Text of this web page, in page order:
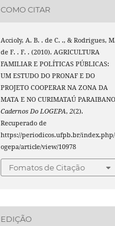
COMO CITAR
Accioly, A. B. . de C. ., & Rodrigues, M.
de F. . F. . (2010). AGRICULTURA
FAMILIAR E POLÍTICAS PÚBLICAS:
UM ESTUDO DO PRONAF E DO
PROJETO COOPERAR NA ZONA DA
MATA E NO CURIMATAÚ
Cadernos Do LOGEPA,2(2).
Recuperado de
https://periodicos.ufpb.br/
ogepa/article/view/10978
Fomatos de Citação
EDIÇÃO